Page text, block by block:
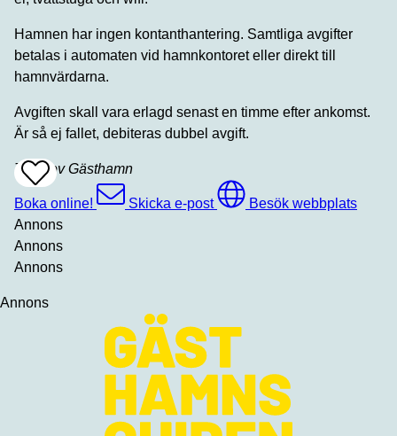
Hamnen har ingen kontanthantering. Samtliga avgifter
betalas i automaten vid hamnkontoret eller direkt till
hamnvärdarna.
Avgiften skall vara erlagd senast en timme efter ankomst.
Är så ej fallet, debiteras dubbel avgift.
Add
To
Favrites
Torekov Gästhamn
Boka online! Skicka e-post
Besök webbplats
Annons
Annons
Annons
Annons